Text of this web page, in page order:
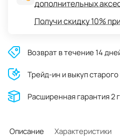
дополнительных
Получи скидку 10%
Возврат в течение 14
Трейд-ин и выкуп
Расширенная гарантия 2
Описание Характеристики